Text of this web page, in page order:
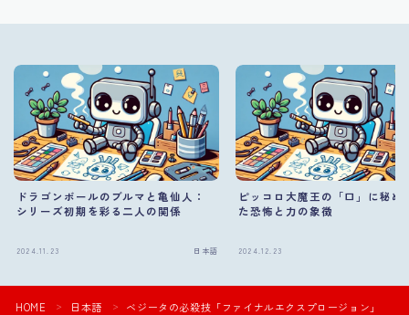
ドラゴンボールのブルマと亀仙人：
シリーズ初期を彩る二人の関係
2024.11.23 日本語
ピッコロ大魔王の「口」に秘め
た恐怖と力の象徴
2024.12.23
HOME ＞ 日本語 ＞ ベジータの必殺技「ファイナルエクスプロージョン」